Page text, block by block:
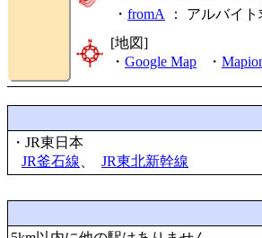
・ fromA ： アルバイト
[地図]
・ Google Map ・
・JR東日本
JR釜石線
JR東北新幹線